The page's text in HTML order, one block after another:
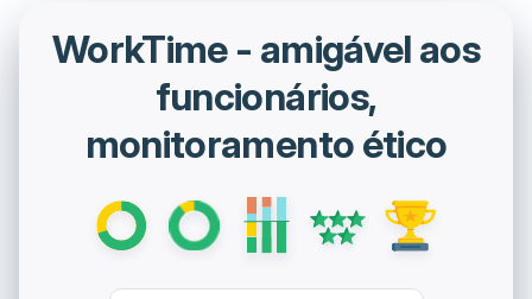
WorkTime - amigável aos
funcionários,
monitoramento ético